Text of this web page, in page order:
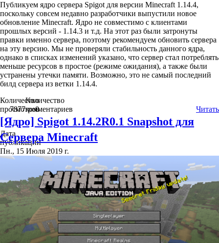
Публикуем ядро сервера Spigot для версии Minecraft 1.14.4,
поскольку совсем недавно разработчики выпустили новое
обновление Minecraft. Ядро не совместимо с клиентами
прошлых версий - 1.14.3 и т.д. На этот раз были затронуты
правки именно сервера, поэтому рекомендуем обновить сервера
на эту версию. Мы не проверяли стабильность данного ядра,
однако в списках изменений указано, что сервер стал потреблять
меньше ресурсов в простое (режиме ожидания), а также были
устранены утечки памяти. Возможно, это не самый последний
билд сервера из ветки 1.14.4.
Количество
просмотров
7877
Количество
комментариев
0 Читать
[Ядро] Spigot 1.14.2R0.1 Snapshot для
Сервера Minecraft
Дата
публикации
Пн., 15 Июля 2019 г.